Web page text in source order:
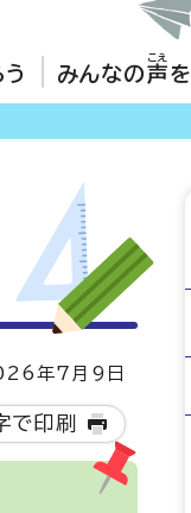
みんなの声
こえ
を
年7月9日
で印刷